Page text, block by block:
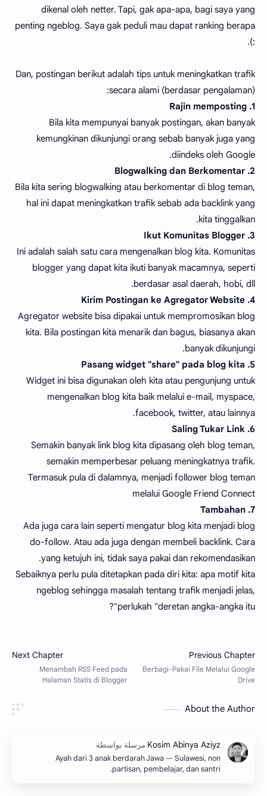
dikenal oleh netter. Tapi, gak apa-apa, bagi saya yang
penting ngeblog. Saya gak peduli mau dapat ranking berapa
:).
Dan, postingan berikut adalah tips untuk meningkatkan trafik
secara alami (berdasar pengalaman):
1. Rajin memposting
Bila kita mempunyai banyak postingan, akan banyak
kemungkinan dikunjungi orang sebab banyak juga yang
diindeks oleh Google.
2. Blogwalking dan Berkomentar
Bila kita sering blogwalking atau berkomentar di blog teman,
hal ini dapat meningkatkan trafik sebab ada backlink yang
kita tinggalkan.
3. Ikut Komunitas Blogger
Ini adalah salah satu cara mengenalkan blog kita. Komunitas
blogger yang dapat kita ikuti banyak macamnya, seperti
berdasar asal daerah, hobi, dll.
4. Kirim Postingan ke Agregator Website
Agregator website bisa dipakai untuk mempromosikan blog
kita. Bila postingan kita menarik dan bagus, biasanya akan
banyak dikunjungi.
5. Pasang widget "share" pada blog kita
Widget ini bisa digunakan oleh kita atau pengunjung untuk
mengenalkan blog kita baik melalui e-mail, myspace,
facebook, twitter, atau lainnya.
6. Saling Tukar Link
Semakin banyak link blog kita dipasang oleh blog teman,
semakin memperbesar peluang meningkatnya trafik.
Termasuk pula di dalamnya, menjadi follower blog teman
melalui Google Friend Connect
7. Tambahan
Ada juga cara lain seperti mengatur blog kita menjadi blog
do-follow. Atau ada juga dengan membeli backlink. Cara
yang ketujuh ini, tidak saya pakai dan rekomendasikan.
Sebaiknya perlu pula ditetapkan pada diri kita: apa motif kita
ngeblog sehingga masalah tentang trafik menjadi jelas,
perlukah "deretan angka-angka itu"?
About the Author
Ayah dari 3 anak berdarah Jawa — Sulawesi, non
partisan, pembelajar, dan santri.